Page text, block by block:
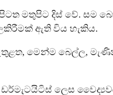
මතුපිට දිස් වේ. සම
ඇති විය හැකිය.
මෙන්ම බෙල්ල,
ලෙස